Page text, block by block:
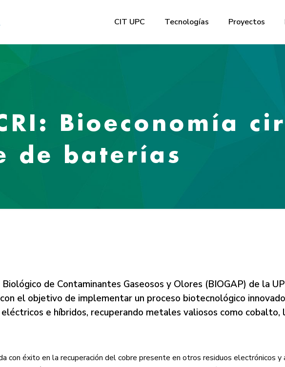
CIT UPC Tecnologías Proyectos
Bioeconomía
de baterías
de Contaminantes Gaseosos y Olores (BIOGAP) de la
el objetivo de implementar un proceso biotecnológico
e híbridos, recuperando metales valiosos como cobalto,
con éxito en la recuperación del cobre presente en otros residuos electrónicos y